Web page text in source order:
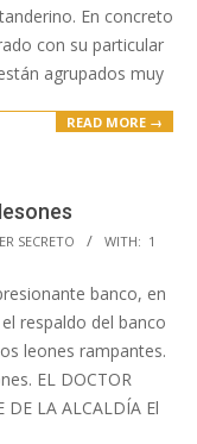
En concreto
con su particular
agrupados muy
READ MORE →
SECRETO WITH: 1
banco, en
respaldo del banco
leones rampantes.
EL DOCTOR
DE LA ALCALDÍA El